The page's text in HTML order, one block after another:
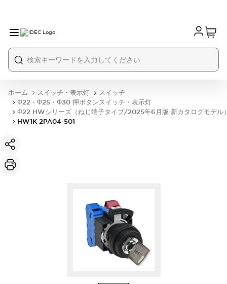
ホーム スイッチ・表示灯
スイッチ
Φ22・Φ25・Φ30 押ボタンスイッチ・表示灯
Φ22 HWシリーズ（ねじ端子タイプ/2025年6月版 新カタログモデル
HW1K-2PA04-501